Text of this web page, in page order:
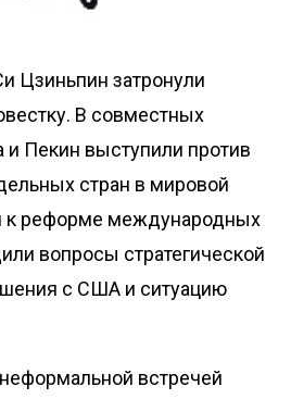
Цзиньпин затронули
В совместных
и Пекин выступили против
стран в мировой
к реформе международных
вопросы стратегической
с США и ситуацию
встречей